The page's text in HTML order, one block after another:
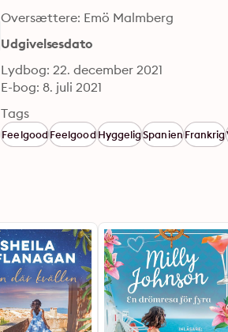
Oversættere: Emö Malmberg
Udgivelsesdato
Lydbog: 22. december 2021
E-bog: 8. juli 2021
Tags
FeelgoodFeelgoodHyggeligSpanienFrankrig